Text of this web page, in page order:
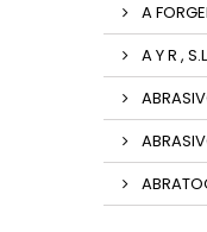
A
A Y R ,